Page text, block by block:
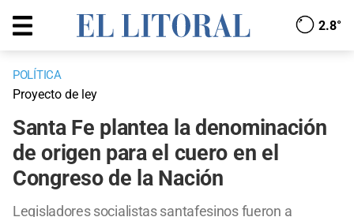
2.8°
POLÍTICA
Proyecto de ley
Santa Fe plantea la denominación
de origen para el cuero en el
Congreso de la Nación
Legisladores socialistas santafesinos fueron a